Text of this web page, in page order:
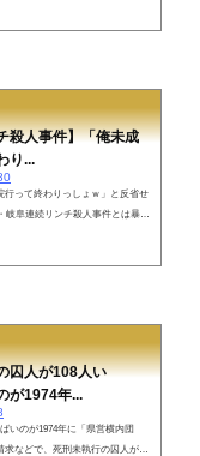
殺人事件】「俺未成
り...
行って終わりっしょｗ」と反省せ
阜連続リンチ殺人事件とは暴力
囚人が108人い
が1974年...
いのが1974年に「県営横内団
などで、死刑未執行の囚人が10